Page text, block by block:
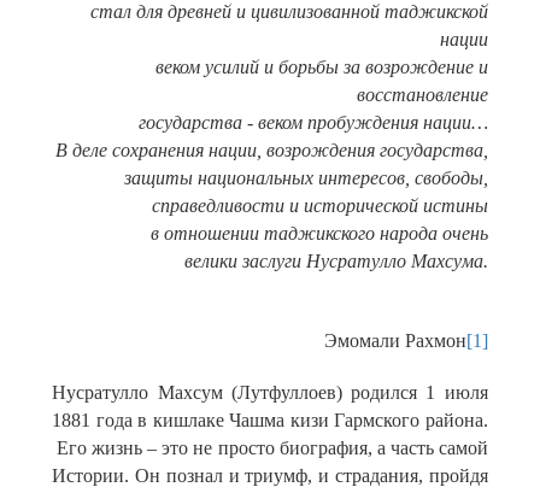
стал для древней и цивилизованной таджикской
нации
веком усилий и борьбы за возрождение и
восстановление
государства - веком пробуждения нации…
В деле сохранения нации, возрождения государства,
защиты национальных интересов, свободы,
справедливости и исторической истины
в отношении таджикского народа очень
велики заслуги Нусратулло Махсума.
Эмомали Рахмон[1]
Нусратулло Махсум (Лутфуллоев) родился 1 июля
1881 года в кишлаке Чашма кизи Гармского района.
Его жизнь – это не просто биография, а часть самой
Истории. Он познал и триумф, и страдания, пройдя